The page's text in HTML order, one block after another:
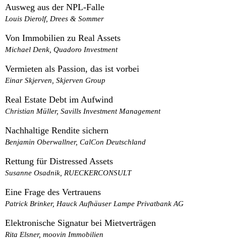
Ausweg aus der NPL-Falle
Louis Dierolf, Drees & Sommer
Von Immobilien zu Real Assets
Michael Denk, Quadoro Investment
Vermieten als Passion, das ist vorbei
Einar Skjerven, Skjerven Group
Real Estate Debt im Aufwind
Christian Müller, Savills Investment Management
Nachhaltige Rendite sichern
Benjamin Oberwallner, CalCon Deutschland
Rettung für Distressed Assets
Susanne Osadnik, RUECKERCONSULT
Eine Frage des Vertrauens
Patrick Brinker, Hauck Aufhäuser Lampe Privatbank AG
Elektronische Signatur bei Mietverträgen
Rita Elsner, moovin Immobilien